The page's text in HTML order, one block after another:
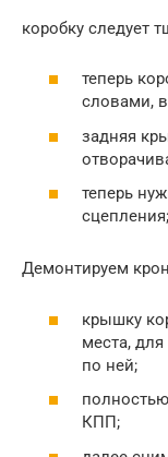
коробку следует
теперь
словами,
задняя
теперь
сцепления;
Демонтируем
крышку
места,
по ней;
КПП;